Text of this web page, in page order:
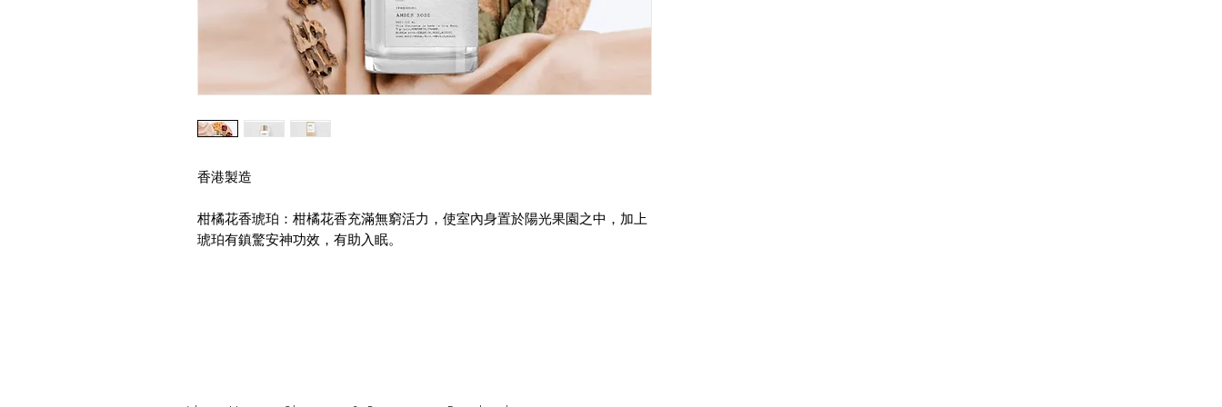
香港製造
柑橘花香琥珀：柑橘花香充滿無窮活力，使室內身置於陽光果園之中，加上
琥珀有鎮驚安神功效，有助入眠。